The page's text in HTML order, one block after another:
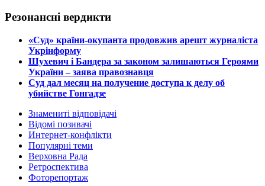
Резонансні вердикти
​«Суд» країни-окупанта продовжив арешт журналіста
Укрінформу
Шухевич і Бандера за законом залишаються Героями
України – заява правознавця
Суд дал месяц на получение доступа к делу об
убийстве Гонгадзе
Знамениті відповідачі
Відомі позивачі
Интернет-конфлікти
Популярні теми
Верховна Рада
Ретроспектива
Фоторепортаж